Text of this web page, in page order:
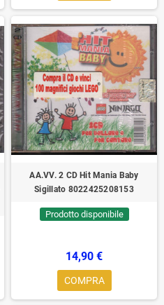
AA.VV. 2 CD Hit Mania Baby
Sigillato 8022425208153
Prodotto disponibile
14,90 €
COMPRA